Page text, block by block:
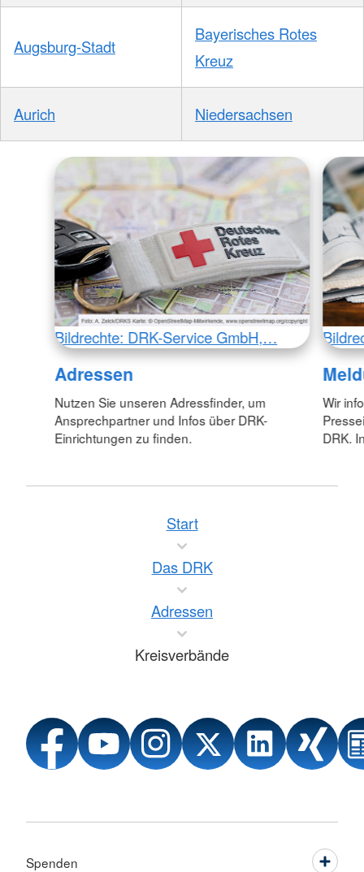
Augsburg-Stadt
Bayerisches Rotes
Kreuz
Aurich Niedersachsen
Bildrechte: DRK-Service GmbH,…
Adressen
Nutzen Sie unseren Adressfinder, um
Ansprechpartner und Infos über DRK-
Einrichtungen zu finden.
Wir
DRK.
Start
Das DRK
Adressen
Kreisverbände
Spenden